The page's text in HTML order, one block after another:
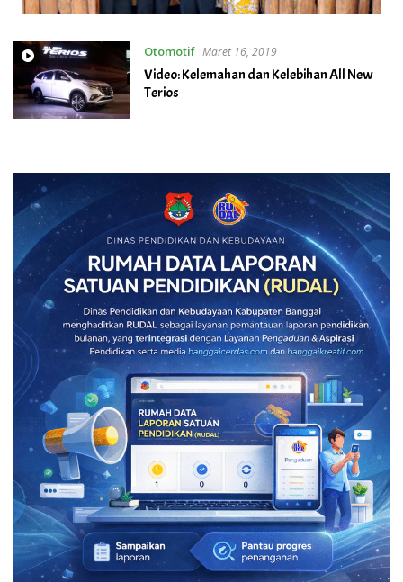
Otomotif Maret 16, 2019
Video: Kelemahan dan Kelebihan All New
Terios